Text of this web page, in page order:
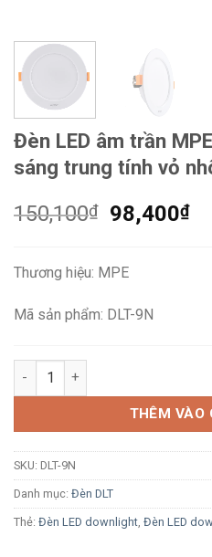
Đèn LED âm trần
sáng trung tính vỏ
150,100₫
Giá
150,100₫.
98,400₫Giá
Thương hiệu: MPE
Mã sản phẩm: DLT-9N
Đèn LED âm trần MPE DLT-
THÊM VÀO
SKU: DLT-9N
Danh mục: Đèn DLT
Thẻ: Đèn LED downlight Đèn LED